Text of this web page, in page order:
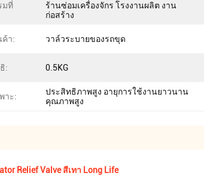
มที่
ร้านซ่อมเครื่องจักร โรงงานผลิต งาน
ก่อสร้าง
ค้า: วาล์วระบายของรถขุด
: 0.5KG
าะ:
ประสิทธิภาพสูง อายุการใช้งานยาวนาน
คุณภาพสูง
Relief Valve สีเทา Long Life